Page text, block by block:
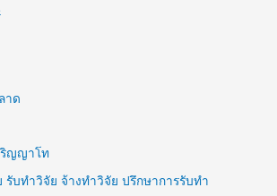
าด
ริญญาโท
รับทำวิจัย จ้างทำวิจัย ปรึกษาการรับทำ